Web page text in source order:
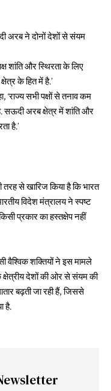
अरब ने दोनों देशों से संयम
शांति और स्थिरता के लिए
के हित में है.’
सभी पक्षों से तनाव कम
सऊदी अरब क्षेत्र में शांति और
है.’
तरह से खारिज किया है कि भारत
विदेश मंत्रालय ने स्पष्ट
प्रकार का हस्तक्षेप नहीं
शक्तियों ने इस मामले
क्षेत्रीय देशों की ओर से संयम की
बढ़ती जा रही हैं, जिससे
है.